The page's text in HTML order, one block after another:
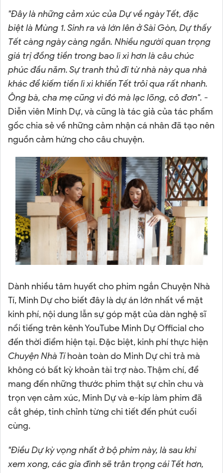
"Đây là những cảm xúc của Dự về ngày Tết, đặc
biệt là Mùng 1. Sinh ra và lớn lên ở Sài Gòn, Dự thấy
Tết càng ngày càng ngắn. Nhiều người quan trọng
giá trị đồng tiền trong bao lì xì hơn là câu chúc
phúc đầu năm. Sự tranh thủ đi từ nhà này qua nhà
khác để kiếm tiền lì xì khiến Tết trôi qua rất nhanh.
Ông bà, cha mẹ cũng vì đó mà lạc lõng, cô đơn". -
Diễn viên Minh Dự, và cũng là tác giả của tác phẩm
gốc chia sẻ về những cảm nhận cá nhân đã tạo nên
nguồn cảm hứng cho câu chuyện.
Dành nhiều tâm huyết cho phim ngắn Chuyện Nhà
Tí, Minh Dự cho biết đây là dự án lớn nhất về mặt
kinh phí, nội dung lẫn sự góp mặt của dàn nghệ sĩ
nổi tiếng trên kênh YouTube Minh Dự Official cho
đến thời điểm hiện tại. Đặc biệt, kinh phí thực hiện
Chuyện Nhà Tíhoàn toàn do Minh Dự chi trả mà
không có bất kỳ khoản tài trợ nào. Thậm chí, để
mang đến những thước phim thật sự chỉn chu và
trọn vẹn cảm xúc, Minh Dự và e-kíp làm phim đã
cắt ghép, tinh chỉnh từng chi tiết đến phút cuối
cùng.
"Điều Dự kỳ vọng nhất ở bộ phim này, là sau khi
xem xong, các gia đình sẽ trân trọng cái Tết hơn,